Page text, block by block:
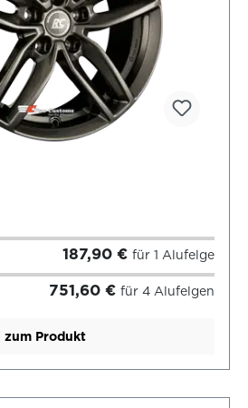
187,90 € für 1 Alufelge
751,60 € für 4 Alufelgen
zum Produkt